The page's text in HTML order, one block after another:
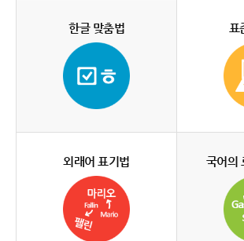
한글 맞춤법 표
외래어 표기법 국어의